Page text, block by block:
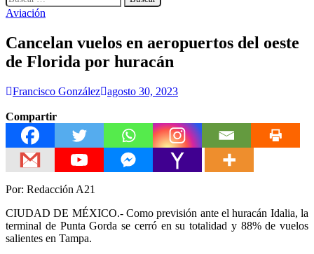
Aviación
Cancelan vuelos en aeropuertos del oeste
de Florida por huracán
Francisco González agosto 30, 2023
Compartir
Por: Redacción A21
CIUDAD DE MÉXICO.- Como previsión ante el huracán Idalia, la
terminal de Punta Gorda se cerró en su totalidad y 88% de vuelos
salientes en Tampa.